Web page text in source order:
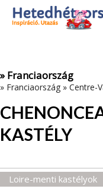
Az oldal sütiket
Adatvédelmi tájékoztató
» Franciaország
» Franciaország » Centre-
KASTÉLY
Loire-menti kastélyok